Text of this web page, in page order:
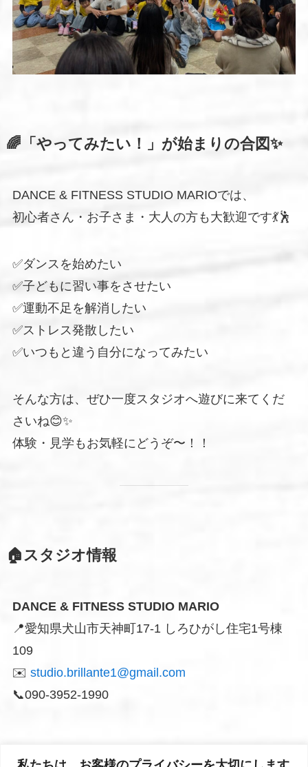
🌈「やってみたい！」が始まりの合図✨
DANCE & FITNESS STUDIO MARIOでは、
初心者さん・お子さま・大人の方も大歓迎です💃🕺
✅ダンスを始めたい
✅子どもに習い事をさせたい
✅運動不足を解消したい
✅ストレス発散したい
✅いつもと違う自分になってみたい
そんな方は、ぜひ一度スタジオへ遊びに来てくだ
さいね😊✨
体験・見学もお気軽にどうぞ〜！！
🏠スタジオ情報
DANCE & FITNESS STUDIO MARIO
📍愛知県犬山市天神町17-1 しろひがし住宅1号棟
109
✉️ studio.brillante1@gmail.com
📞090-3952-1990